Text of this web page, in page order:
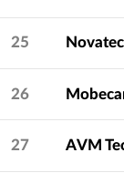
25
26
27 AVM